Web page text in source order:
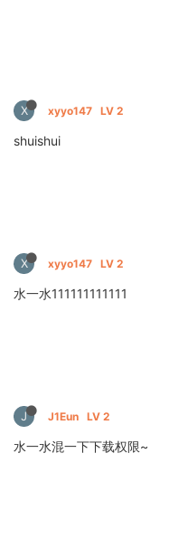
X xyyo147 LV 2
shuishui
X xyyo147 LV 2
水一水111111111111
J J1Eun LV 2
水一水混一下下载权限~